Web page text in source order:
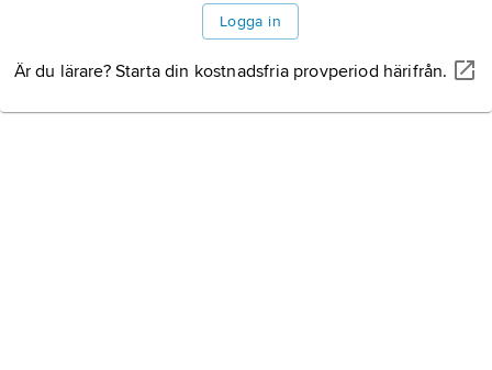
Logga in
Är du lärare? Starta din kostnadsfria provperiod härifrån.